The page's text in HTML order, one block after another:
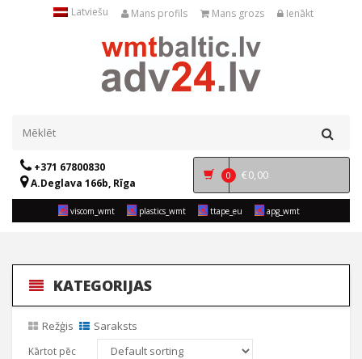
Latviešu Mans profils Mans grozs Ienākt
+371 67800830
A.Deglava 166b, Rīga
0 €0,00
viscom_wmt plastics_wmt ttape_eu apg_wmt
KATEGORIJAS
Režģis Saraksts
Kārtot pēc